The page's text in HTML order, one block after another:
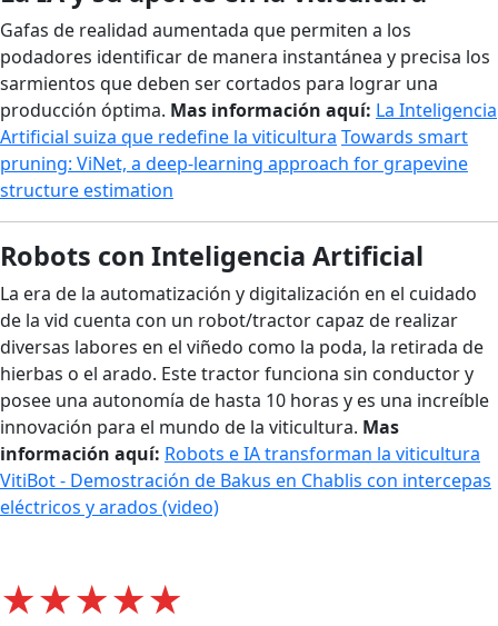
Gafas de realidad aumentada que permiten a los
podadores identificar de manera instantánea y precisa los
sarmientos que deben ser cortados para lograr una
producción óptima. Mas información aquí: La Inteligencia
Artificial suiza que redefine la viticultura Towards smart
pruning: ViNet, a deep-learning approach for grapevine
structure estimation
Robots con Inteligencia Artificial
La era de la automatización y digitalización en el cuidado
de la vid cuenta con un robot/tractor capaz de realizar
diversas labores en el viñedo como la poda, la retirada de
hierbas o el arado. Este tractor funciona sin conductor y
posee una autonomía de hasta 10 horas y es una increíble
innovación para el mundo de la viticultura. Mas
información aquí: Robots e IA transforman la viticultura
VitiBot - Demostración de Bakus en Chablis con intercepas
eléctricos y arados (video)
★★★★★